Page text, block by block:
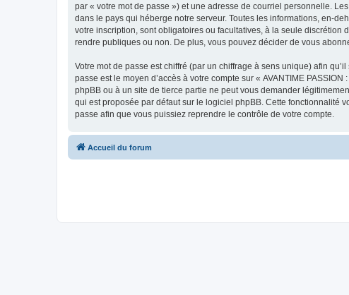
par « votre mot de passe ») et une adresse de courriel personnelle.
dans le pays qui héberge notre serveur. Toutes les informations, en-
votre inscription, sont obligatoires ou facultatives, à la seule discrétion
rendre publiques ou non. De plus, vous pouvez décider de vous
Votre mot de passe est chiffré (par un chiffrage à sens unique) afin
passe est le moyen d’accès à votre compte sur « AVANTIME
phpBB ou à un site de tierce partie ne peut vous demander
qui est proposée par défaut sur le logiciel phpBB. Cette fonctionnalité
passe afin que vous puissiez reprendre le contrôle de votre compte.
Accueil du forum